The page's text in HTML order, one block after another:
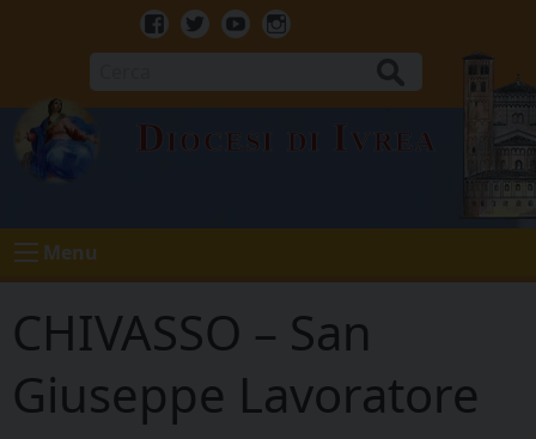
Facebook
TwitterYoutubeInstagram
Diocesi di Ivrea
Menu
CHIVASSO – San
Giuseppe Lavoratore